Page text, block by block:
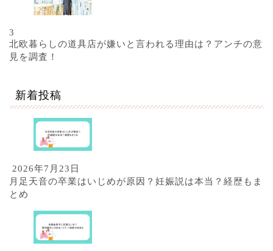
3
北欧暮らしの道具店が嫌いと言われる理由は？アンチの意
見を調査！
新着投稿
2026年7月23日
月足天音の卒業はいじめが原因？妊娠説は本当？経歴もま
とめ